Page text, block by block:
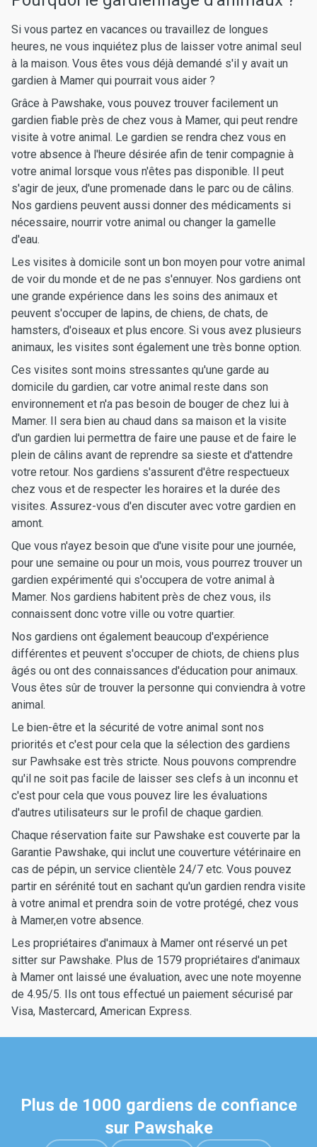
Si vous partez en vacances ou travaillez de longues
heures, ne vous inquiétez plus de laisser votre animal seul
à la maison. Vous êtes vous déjà demandé s'il y avait un
gardien à Mamer qui pourrait vous aider ?
Grâce à Pawshake, vous pouvez trouver facilement un
gardien fiable près de chez vous à Mamer, qui peut rendre
visite à votre animal. Le gardien se rendra chez vous en
votre absence à l'heure désirée afin de tenir compagnie à
votre animal lorsque vous n'êtes pas disponible. Il peut
s'agir de jeux, d'une promenade dans le parc ou de câlins.
Nos gardiens peuvent aussi donner des médicaments si
nécessaire, nourrir votre animal ou changer la gamelle
d'eau.
Les visites à domicile sont un bon moyen pour votre animal
de voir du monde et de ne pas s'ennuyer. Nos gardiens ont
une grande expérience dans les soins des animaux et
peuvent s'occuper de lapins, de chiens, de chats, de
hamsters, d'oiseaux et plus encore. Si vous avez plusieurs
animaux, les visites sont également une très bonne option.
Ces visites sont moins stressantes qu'une garde au
domicile du gardien, car votre animal reste dans son
environnement et n'a pas besoin de bouger de chez lui à
Mamer. Il sera bien au chaud dans sa maison et la visite
d'un gardien lui permettra de faire une pause et de faire le
plein de câlins avant de reprendre sa sieste et d'attendre
votre retour. Nos gardiens s'assurent d'être respectueux
chez vous et de respecter les horaires et la durée des
visites. Assurez-vous d'en discuter avec votre gardien en
amont.
Que vous n'ayez besoin que d'une visite pour une journée,
pour une semaine ou pour un mois, vous pourrez trouver un
gardien expérimenté qui s'occupera de votre animal à
Mamer. Nos gardiens habitent près de chez vous, ils
connaissent donc votre ville ou votre quartier.
Nos gardiens ont également beaucoup d'expérience
différentes et peuvent s'occuper de chiots, de chiens plus
âgés ou ont des connaissances d'éducation pour animaux.
Vous êtes sûr de trouver la personne qui conviendra à votre
animal.
Le bien-être et la sécurité de votre animal sont nos
priorités et c'est pour cela que la sélection des gardiens
sur Pawhsake est très stricte. Nous pouvons comprendre
qu'il ne soit pas facile de laisser ses clefs à un inconnu et
c'est pour cela que vous pouvez lire les évaluations
d'autres utilisateurs sur le profil de chaque gardien.
Chaque réservation faite sur Pawshake est couverte par la
Garantie Pawshake, qui inclut une couverture vétérinaire en
cas de pépin, un service clientèle 24/7 etc. Vous pouvez
partir en sérénité tout en sachant qu'un gardien rendra visite
à votre animal et prendra soin de votre protégé, chez vous
à Mamer,en votre absence.
Les propriétaires d'animaux à Mamer ont réservé un pet
sitter sur Pawshake. Plus de 1579 propriétaires d'animaux
à Mamer ont laissé une évaluation, avec une note moyenne
de 4.95/5. Ils ont tous effectué un paiement sécurisé par
Visa, Mastercard, American Express.
Plus de 1000 gardiens de confiance
sur Pawshake